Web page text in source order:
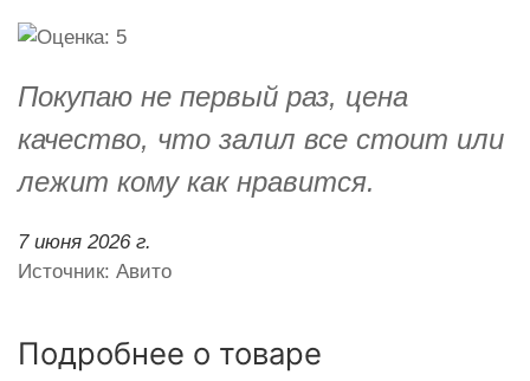
Покупаю не первый раз, цена
качество, что залил все стоит или
лежит кому как нравится.
7 июня 2026 г.
Источник: Авито
Подробнее о товаре